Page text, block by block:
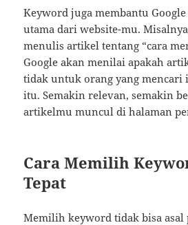
Keyword juga membantu
utama dari website-mu.
menulis artikel tentang “cara
Google akan menilai apakah
tidak untuk orang yang mencari
itu. Semakin relevan, semakin
artikelmu muncul di halaman
Cara Memilih
Tepat
Memilih keyword tidak bisa asal